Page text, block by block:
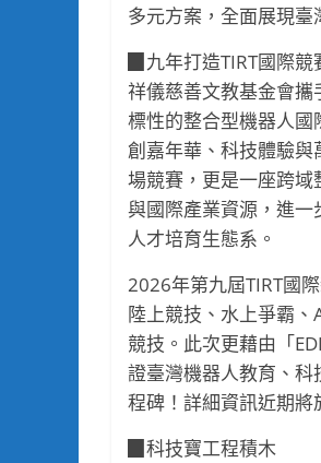
多元方案，全面展現臺
▉九年打造TIRT國際
祥儀慈善文教基金會攜
標性的整合型機器人
創嘉年華、科技體驗
場競賽，更是一座跨
與國際產業資源，進
人才培育生態系。
2026年第九屆TIRT國
陸上競技、水上爭霸
競技。此次更藉由「
證臺灣機器人教育、
程碑！詳細資訊近期將
▉科技寶工程積木